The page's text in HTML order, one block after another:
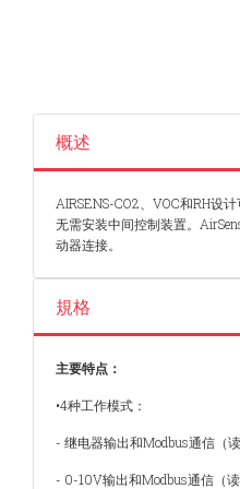
概述
AIRSENS-CO2、VOC和RH设
无需安装中间控制装置。
动器连接。
規格
主要特点：
•4种工作模式：
- 继电器输出和Modbus通信（读
- 0-10V输出和Modbus通信（读